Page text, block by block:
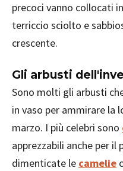
precoci vanno collocati
terriccio sciolto e
crescente.
Gli arbusti
Sono molti gli arbusti
in vaso per ammirare la
marzo. I più celebri sono
apprezzabili anche per
dimenticate le camelie